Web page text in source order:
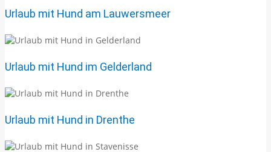
Urlaub mit Hund am Lauwersmeer
Urlaub mit Hund im Gelderland
Urlaub mit Hund in Drenthe